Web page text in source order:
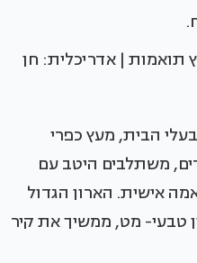
תואמות | אדריכלית: חן
הבית, מעץ כפרי
משתלבים היטב עם
אישית. הארון הגדול
טבעי- מט, ממשיך את קיר